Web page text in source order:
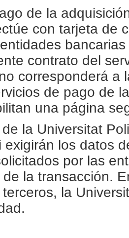
de la
con tarjeta de
contrato del
corresponderá a
de pago de
una página
la Universitat
exigirán los datos
por las
la transacción.
la